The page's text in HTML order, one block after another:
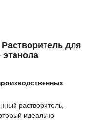
для
этанола
растворитель,
идеально